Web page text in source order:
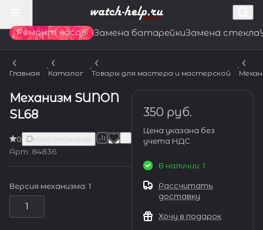
Ремонт часов Замена батарейкиЗамена стекла
Главная Каталог Товары для мастера и мастерской
Механизм SUNON
SL68
0
Нет отзывов
Арт. 84836
Версия механизма: 1
1
350 руб.
Цена указана без
учета НДС
В наличии: 1
Рассчитать
доставку
Хочу в подарок